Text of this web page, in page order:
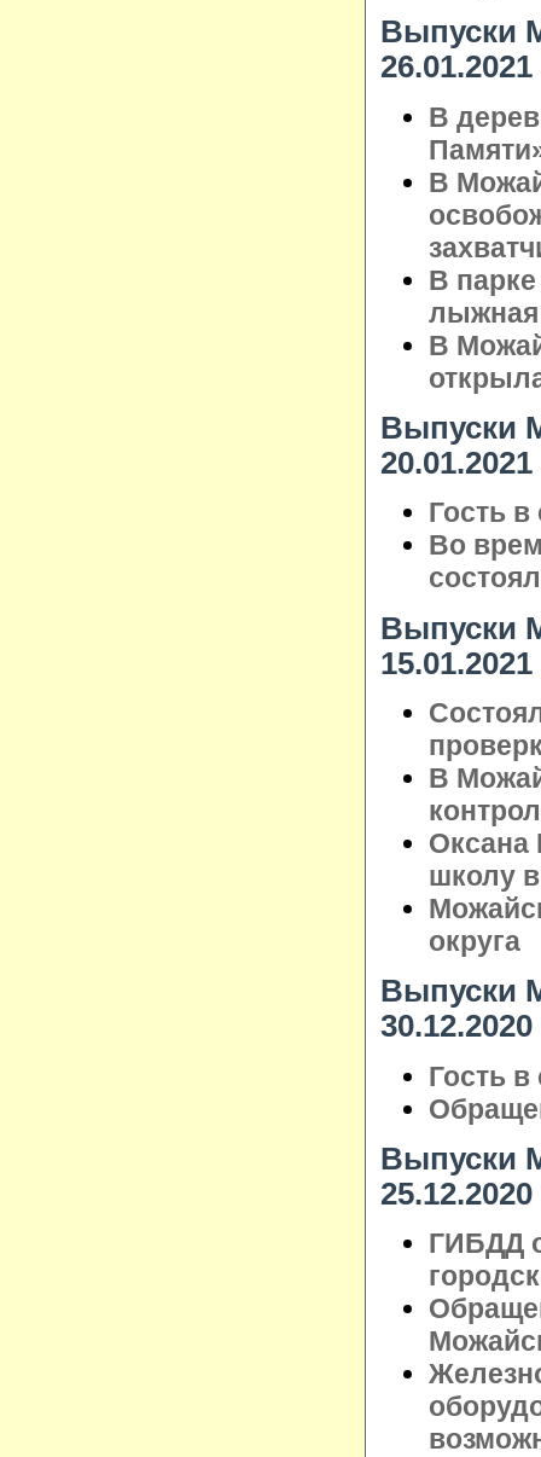
Выпуски
26.01.2021
В
В
В
лыжная
В
Выпуски
20.01.2021
Гость
Во
Выпуски
15.01.2021
В
Оксана
школу
округа
Выпуски
30.12.2020
Гость
Выпуски
25.12.2020
ГИБДД